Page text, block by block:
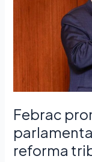
Febrac
reforma
reforma